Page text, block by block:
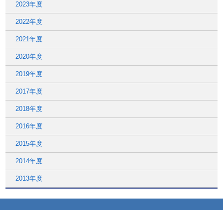
2023年度
2022年度
2021年度
2020年度
2019年度
2017年度
2018年度
2016年度
2015年度
2014年度
2013年度